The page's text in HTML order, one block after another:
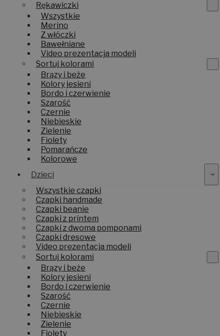
Rękawiczki
Wszystkie
Merino
Z włóczki
Bawełniane
Video prezentacja modeli
Sortuj kolorami
Brązy i beże
Kolory jesieni
Bordo i czerwienie
Szarość
Czernie
Niebieskie
Zielenie
Fiolety
Pomarańcze
Kolorowe
Dzieci
Wszystkie czapki
Czapki handmade
Czapki beanie
Czapki z printem
Czapki z dwoma pomponami
Czapki dresowe
Video prezentacja modeli
Sortuj kolorami
Brązy i beże
Kolory jesieni
Bordo i czerwienie
Szarość
Czernie
Niebieskie
Zielenie
Fiolety